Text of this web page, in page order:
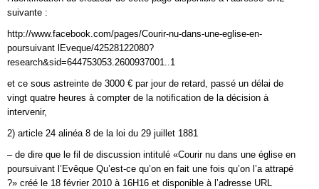
suivante :
http://www.facebook.com/pages/Courir-nu-dans-une-eglise-en-
poursuivant lEveque/42528122080?
research&sid=644753053.2600937001..1
et ce sous astreinte de 3000 € par jour de retard, passé un délai de
vingt quatre heures à compter de la notification de la décision à
intervenir,
2) article 24 alinéa 8 de la loi du 29 juillet 1881
– de dire que le fil de discussion intitulé «Courir nu dans une église en
poursuivant l’Evêque Qu’est-ce qu’on en fait une fois qu’on l’a attrapé
?» créé le 18 février 2010 à 16H16 et disponible à l’adresse URL